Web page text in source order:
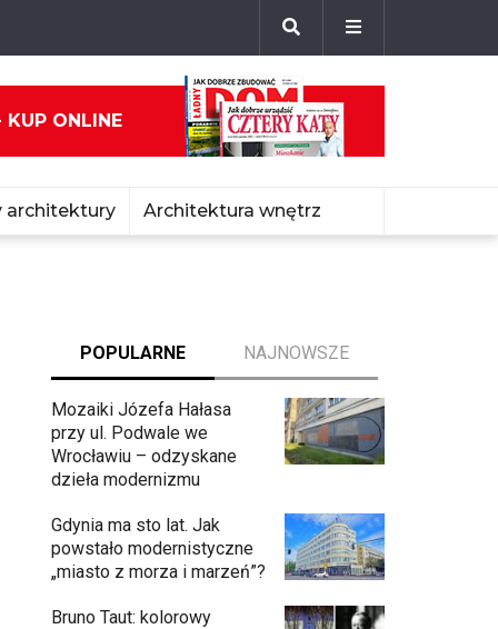
KUP ONLINE
architektury Architektura wnętrz
POPULARNE NAJNOWSZE
Mozaiki Józefa Hałasa
przy ul. Podwale we
Wrocławiu – odzyskane
dzieła modernizmu
Gdynia ma sto lat. Jak
powstało modernistyczne
„miasto z morza i marzeń”?
Bruno Taut: kolorowy